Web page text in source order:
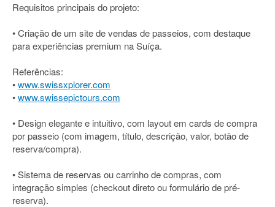
Requisitos principais do projeto:
• Criação de um site de vendas de passeios, com destaque
para experiências premium na Suíça.
Referências:
•www.swissxplorer.com
•www.swissepictours.com
• Design elegante e intuitivo, com layout em cards de compra
por passeio (com imagem, título, descrição, valor, botão de
reserva/compra).
• Sistema de reservas ou carrinho de compras, com
integração simples (checkout direto ou formulário de pré-
reserva).